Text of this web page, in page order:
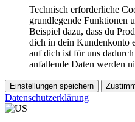
Technisch erforderliche
grundlegende Funktionen
Beispiel dazu, dass du
dich in dein Kundenkonto
auf dich ist für uns
anfallende Daten werden
Einstellungen speichern
Datenschutzerklärung